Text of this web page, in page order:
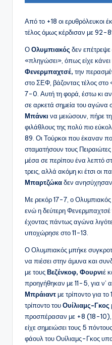
Από το +18 οι ερυθρόλευκοι
τέλος όμως κέρδισαν με 92-
ΟΟλυμπιακός δεν επέτρεψε
«πληγώσει», όπως είχε κάνει
Φενερμπαχτσέ, την
στο ΣΕΦ, βάζοντας τέλος στο
7-0. Αυτή τη φορά, έστω κι
σε αρκετά σημεία του αγώνα
Μπάνκι να μειώσουν, πήρε
φιλάθλους της πολύ πιο
89. Οι Τούρκοι που έκαναν
σταματήσουν τους
μέσα σε περίπου ένα λεπτό
τρεις, αλλά ακόμη κι έτσι οι
Μπαρτζώκαδεν ανησύχησαν.
Με ρεκόρ 17-7, ο Ολυμπιακός
ενώ η δεύτερη Φενερμπαχτσέ
έχοντας πάντως αγώνα
υποχώρησε στο 11-13.
Ο Ολυμπιακός μπήκε
να πιέσει στην άμυνα και
με τουςΒεζένκοφ, Φουρνιέ
προηγήθηκαν με 11-5, για ν’
Μπράιαντμε τρίποντο για
τρίποντο τουΟυίλιαμς-Γκος
προσπέρασαν με +8 (18-10),
είχε σημειώσει τους 5
φάουλ του Ουίλιαμς-Γκος